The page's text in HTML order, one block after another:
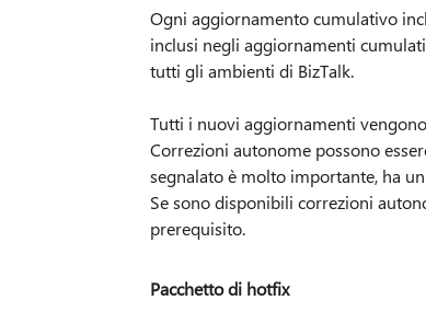
Ogni aggiornamento cumulativo
inclusi negli aggiornamenti
tutti gli ambienti di BizTalk.
Tutti i nuovi aggiornamenti
Correzioni autonome possono
segnalato è molto importante, ha
Se sono disponibili correzioni
prerequisito.
Pacchetto di hotfix